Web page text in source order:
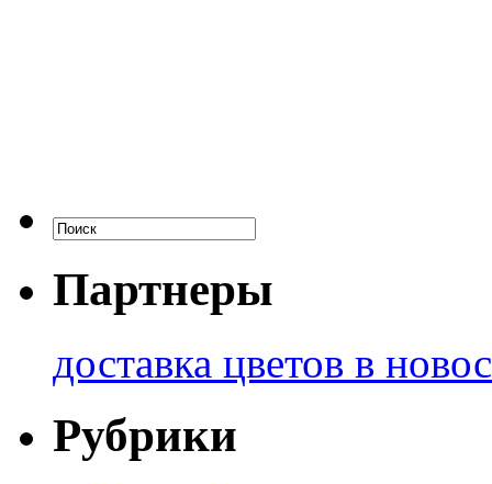
Партнеры
доставка цветов в
Рубрики